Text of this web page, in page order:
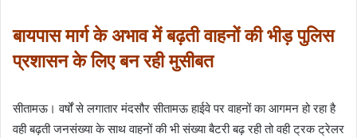
बायपास मार्ग के अभाव में बढ़ती वाहनों की भीड़ पुलिस
प्रशासन के लिए बन रही मुसीबत
सीतामऊ। वर्षों से लगातार मंदसौर सीतामऊ हाईवे पर वाहनों का आगमन हो रहा है
वही बढ़ती जनसंख्या के साथ वाहनों की भी संख्या बैटरी बढ़ रही तो वही ट्रक ट्रेलर